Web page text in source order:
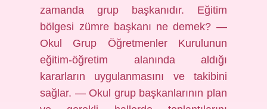
zamanda grup başkanıdır. Eğitim
bölgesi zümre başkanı ne demek? —
Okul Grup Öğretmenler Kurulunun
eğitim-öğretim alanında aldığı
kararların uygulanmasını ve takibini
sağlar. — Okul grup başkanlarının plan